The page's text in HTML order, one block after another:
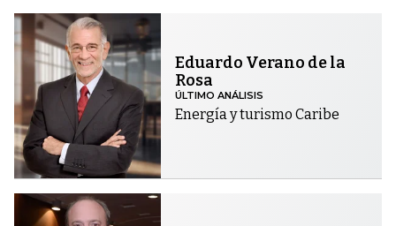
Eduardo Verano de la
Rosa
ÚLTIMO ANÁLISIS
Energía y turismo Caribe